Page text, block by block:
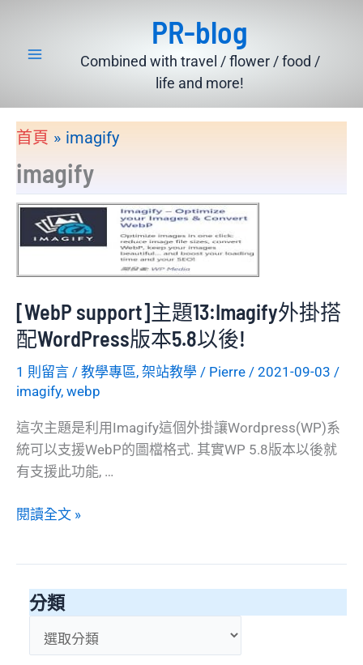
PR-blog
Combined with travel / flower / food /
life and more!
首頁 imagify
imagify
[WebP support]主題13:Imagify外掛搭
配WordPress版本5.8以後!
1 則留言 / 教學專區, 架站教學 / Pierre / 2021-09-03 /
imagify, webp
這次主題是利用Imagify這個外掛讓Wordpress(WP)系
統可以支援WebP的圖檔格式. 其實WP 5.8版本以後就
有支援此功能, …
[WebP
13:Imagify
閱讀全文 »
分類
類